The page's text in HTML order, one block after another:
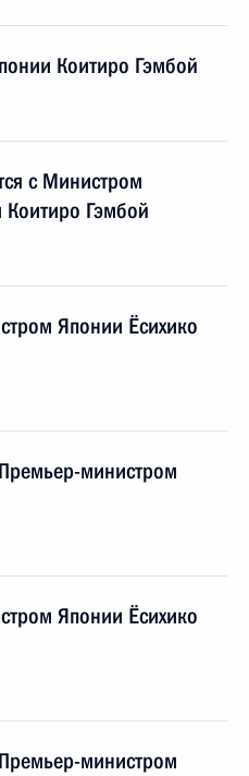
Коитиро Гэмбой
с Министром
Коитиро Гэмбой
Японии Ёсихико
министром
Японии Ёсихико
министром